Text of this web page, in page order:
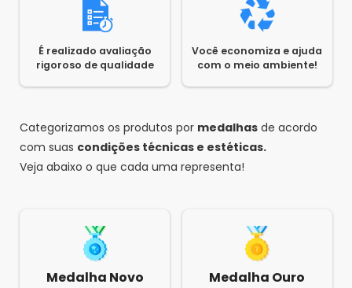
É realizado avaliação
rigoroso de qualidade
Você economiza e ajuda
com o meio ambiente!
Categorizamos os produtos por medalhas de acordo
com suas condições técnicas e estéticas.
Veja abaixo o que cada uma representa!
Medalha Novo Medalha Ouro